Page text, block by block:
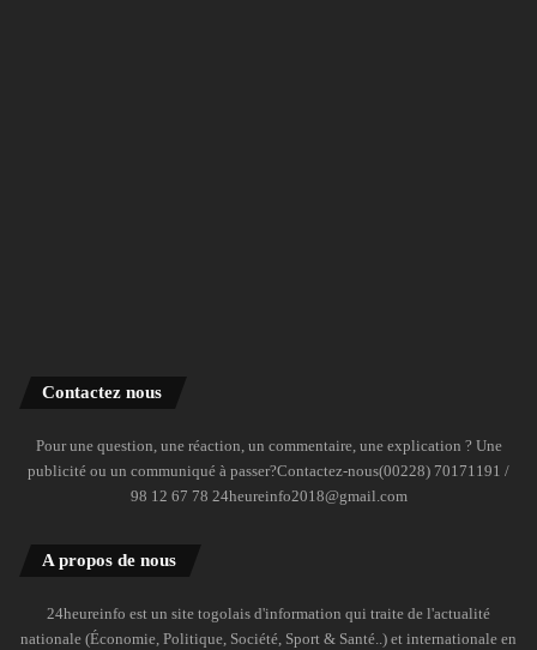
Contactez nous
Pour une question, une réaction, un commentaire, une explication ? Une
publicité ou un communiqué à passer?Contactez-nous(00228) 70171191 /
98 12 67 78 24heureinfo2018@gmail.com
A propos de nous
24heureinfo est un site togolais d'information qui traite de l'actualité
nationale (Économie, Politique, Société, Sport & Santé..) et internationale en